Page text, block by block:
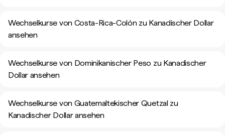
Wechselkurse von Costa-Rica-Colón zu Kanadischer Dollar
ansehen
Wechselkurse von Dominikanischer Peso zu Kanadischer
Dollar ansehen
Wechselkurse von Guatemaltekischer Quetzal zu
Kanadischer Dollar ansehen